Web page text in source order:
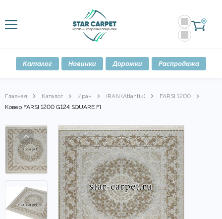
0
Каталог Новинки Дорожки Распродажа
Главная Каталог Иран IRAN (Atlantik)
FARSI 1200
Ковер FARSI 1200 G124 SQUARE FI